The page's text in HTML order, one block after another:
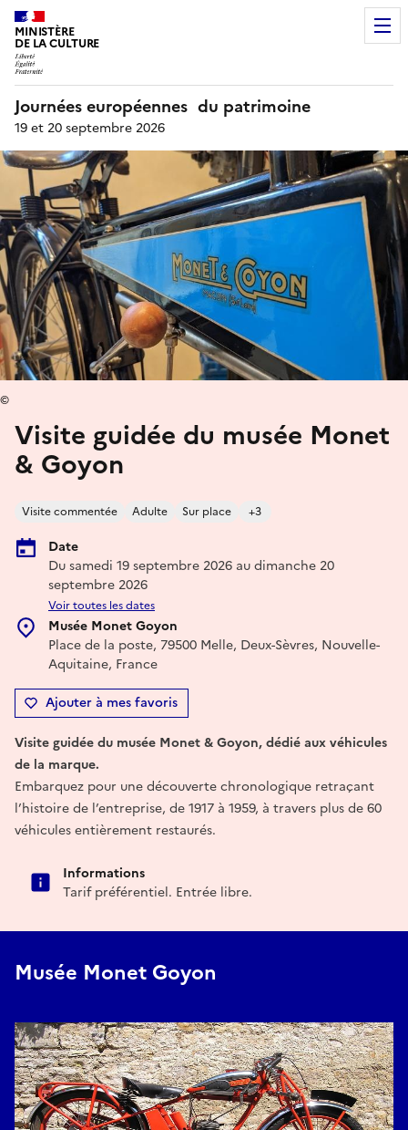
MINISTÈRE
DE LA CULTURE
Journées européennes du patrimoine
19 et 20 septembre 2026
Visite guidée du musée Monet
& Goyon
Visite commentée Adulte Sur place +3
Date
Du samedi 19 septembre 2026 au dimanche 20
septembre 2026
Voir toutes les dates
Musée Monet Goyon
Place de la poste, 79500 Melle, Deux-Sèvres, Nouvelle-
Aquitaine, France
Ajouter à mes favoris
©
Visite guidée du musée Monet & Goyon, dédié aux véhicules
de la marque.
Embarquez pour une découverte chronologique retraçant
l’histoire de l’entreprise, de 1917 à 1959, à travers plus de 60
véhicules entièrement restaurés.
Informations
Tarif préférentiel. Entrée libre.
Musée Monet Goyon